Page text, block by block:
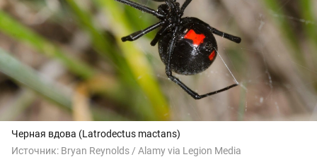
Черная вдова (Latrodectus mactans)
Источник: Bryan Reynolds / Alamy via Legion Media